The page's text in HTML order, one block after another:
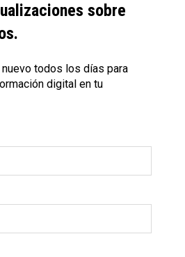
sobre
todos los días para
digital en tu